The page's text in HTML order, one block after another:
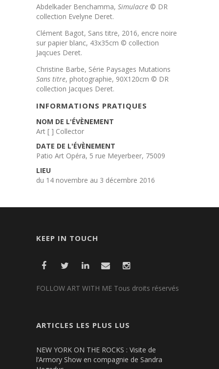
Abdelkader Benchamma, Simulacre © DR
collection Evelyne Deret.
Clément Bagot, Sans titre, 2016, encre noire
sur papier blanc, 43x35cm © collection
Jaqcues Deret.
Christine Barbe, Série Paysages Mutations
Sans titre, photographie, 90X120cm © DR
collection Jacques Deret.
INFORMATIONS PRATIQUES
NOM DE L'ÉVÈNEMENT
Art [ ] Collector
DATE DE L'ÉVÈNEMENT
Patio Art Opéra, 5 rue Meyerbeer, 75009
LIEU
du 14 novembre au 3 décembre 2016
KEEP IN TOUCH
FOLLOW ART WITH ME Tous droits réservés
ARTICLES LES PLUS LUS
NEW YORK ON THE ROCKS : Visite de
l’Armory Show en compagnie de Sandra